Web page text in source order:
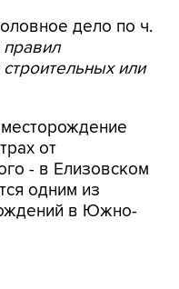
дело по ч.
или
от
- в Елизовском
одним из
в Южно-